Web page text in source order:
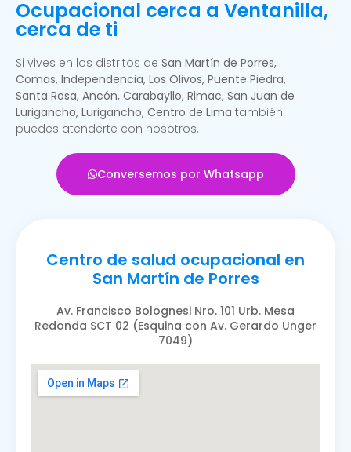
Ocupacional cerca a Ventanilla,
cerca de ti
Si vives en los distritos de San Martín de Porres,
Comas, Independencia, Los Olivos, Puente Piedra,
Santa Rosa, Ancón, Carabayllo, Rimac, San Juan de
Lurigancho, Lurigancho, Centro de Lima también
puedes atenderte con nosotros.
Conversemos por Whatsapp
Centro de salud ocupacional en
San Martín de Porres
Av. Francisco Bolognesi Nro. 101 Urb. Mesa
Redonda SCT 02 (Esquina con Av. Gerardo Unger
7049)